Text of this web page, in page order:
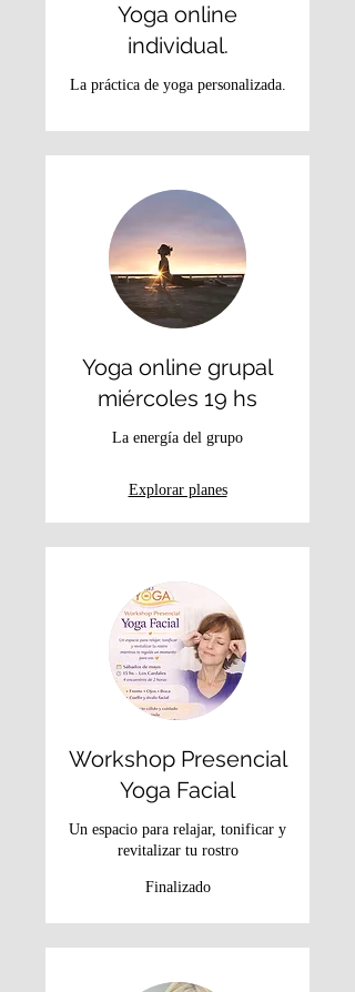
Yoga online
individual.
La práctica de yoga personalizada.
Yoga online grupal
miércoles 19 hs
La energía del grupo
Explorar planes
Workshop Presencial
Yoga Facial
Un espacio para relajar, tonificar y
revitalizar tu rostro
Finalizado